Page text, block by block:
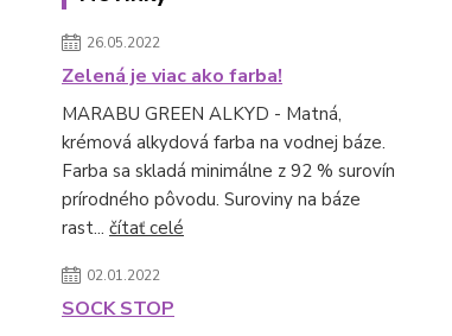
26.05.2022
Zelená je viac ako farba!
MARABU GREEN ALKYD - Matná,
krémová alkydová farba na vodnej báze.
Farba sa skladá minimálne z 92 % surovín
prírodného pôvodu. Suroviny na báze
rast... čítať celé
02.01.2022
SOCK STOP